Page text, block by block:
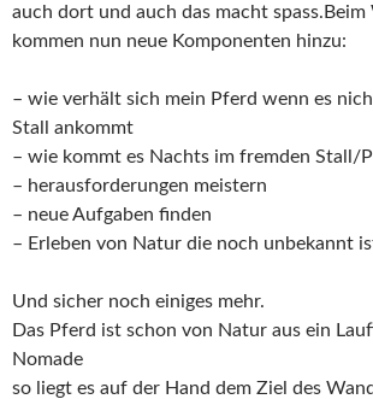
auch dort und auch das macht
kommen nun neue Komponenten hinzu:
– wie verhält sich mein Pferd wenn es
Stall ankommt
– wie kommt es Nachts im fremden Stall/
– herausforderungen meistern
– neue Aufgaben finden
– Erleben von Natur die noch unbekannt
Und sicher noch einiges mehr.
Das Pferd ist schon von Natur aus ein
Nomade
so liegt es auf der Hand dem Ziel des